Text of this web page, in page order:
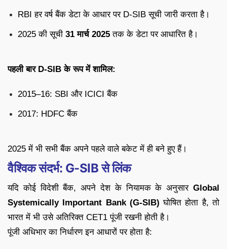
RBI हर वर्ष बैंक डेटा के आधार पर D-SIB सूची जारी करता है।
2025 की सूची 31 मार्च 2025 तक के डेटा पर आधारित है।
पहली बार D-SIB के रूप में शामिल:
2015–16: SBI और ICICI बैंक
2017: HDFC बैंक
2025 में भी सभी बैंक अपने पहले वाले बकेट में ही बने हुए हैं।
वैश्विक संदर्भ: G-SIB से लिंक
यदि कोई विदेशी बैंक, अपने देश के नियामक के अनुसार Global
Systemically Important Bank (G-SIB) घोषित होता है, तो
भारत में भी उसे अतिरिक्त CET1 पूंजी रखनी होती है।
पूंजी अधिभार का निर्धारण इन आधारों पर होता है: